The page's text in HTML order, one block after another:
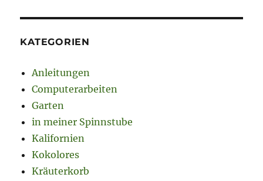
KATEGORIEN
Anleitungen
Computerarbeiten
Garten
in meiner Spinnstube
Kalifornien
Kokolores
Kräuterkorb